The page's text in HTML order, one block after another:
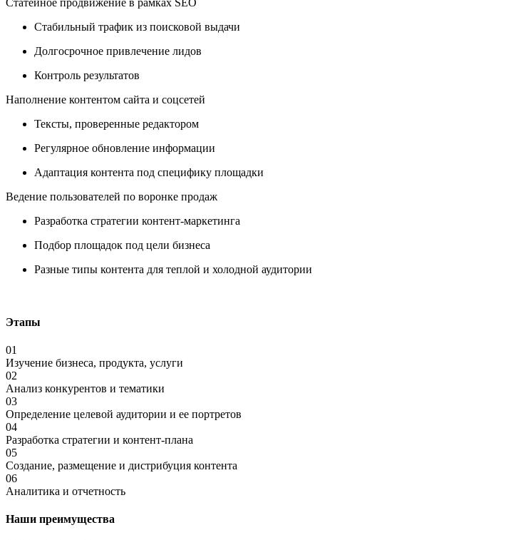
Статейное продвижение в рамках SEO
Стабильный трафик из поисковой выдачи
Долгосрочное привлечение лидов
Контроль результатов
Наполнение контентом сайта и соцсетей
Тексты, проверенные редактором
Регулярное обновление информации
Адаптация контента под специфику площадки
Ведение пользователей по воронке продаж
Разработка стратегии контент-маркетинга
Подбор площадок под цели бизнеса
Разные типы контента для теплой и холодной аудитории
Этапы
01
Изучение бизнеса, продукта, услуги
02
Анализ конкурентов и тематики
03
Определение целевой аудитории и ее портретов
04
Разработка стратегии и контент-плана
05
Создание, размещение и дистрибуция контента
06
Аналитика и отчетность
Наши преимущества